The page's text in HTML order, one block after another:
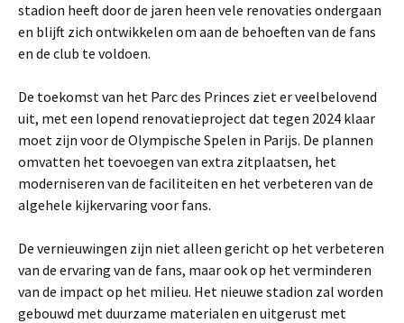
stadion heeft door de jaren heen vele renovaties ondergaan
en blijft zich ontwikkelen om aan de behoeften van de fans
en de club te voldoen.
De toekomst van het Parc des Princes ziet er veelbelovend
uit, met een lopend renovatieproject dat tegen 2024 klaar
moet zijn voor de Olympische Spelen in Parijs. De plannen
omvatten het toevoegen van extra zitplaatsen, het
moderniseren van de faciliteiten en het verbeteren van de
algehele kijkervaring voor fans.
De vernieuwingen zijn niet alleen gericht op het verbeteren
van de ervaring van de fans, maar ook op het verminderen
van de impact op het milieu. Het nieuwe stadion zal worden
gebouwd met duurzame materialen en uitgerust met